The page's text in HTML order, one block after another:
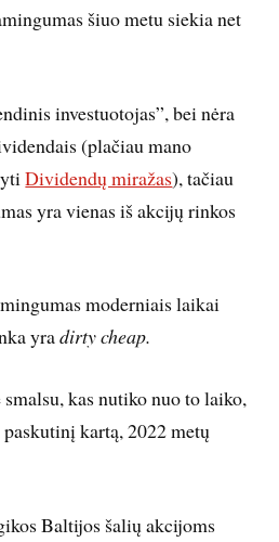
šiuo metu siekia net
investuotojas”, bei nėra
(plačiau mano
Dividendų miražas), tačiau
yra vienas iš akcijų rinkos
moderniais laikai
yradirty cheap.
kas nutiko nuo to laiko,
kartą, 2022 metų
Baltijos šalių akcijoms